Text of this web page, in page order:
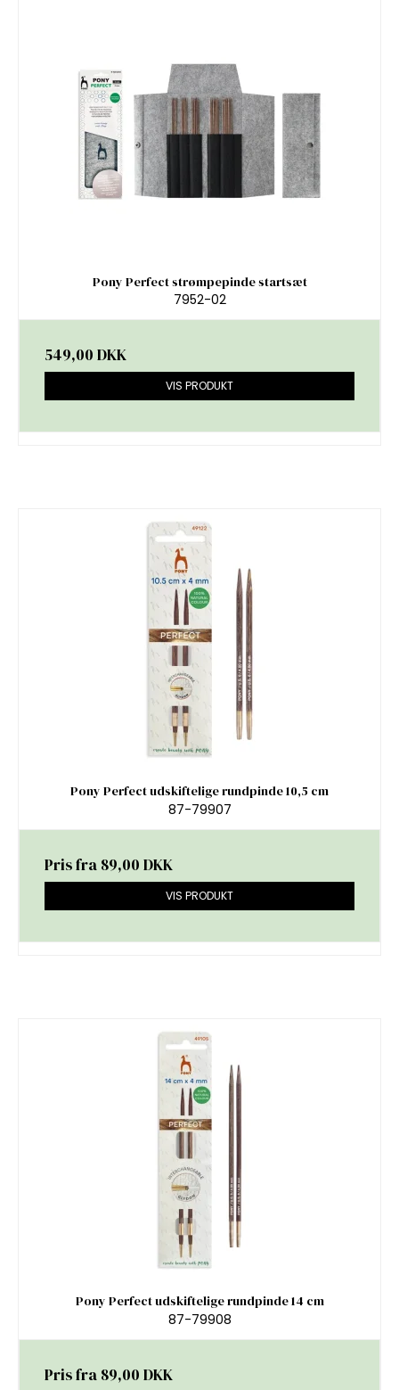
Pony Perfect strømpepinde startsæt
7952-02
549,00 DKK
VIS PRODUKT
Pony Perfect udskiftelige rundpinde 10,5 cm
87-79907
Pris fra 89,00 DKK
VIS PRODUKT
Pony Perfect udskiftelige rundpinde 14 cm
87-79908
Pris fra 89,00 DKK